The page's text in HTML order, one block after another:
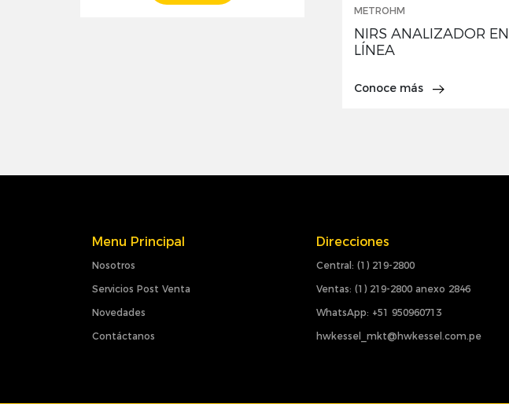
METROHM
NIRS ANALIZADOR EN
LÍNEA
Conoce más
Menu Principal
Nosotros
Servicios Post Venta
Novedades
Contáctanos
Direcciones
Central: (1) 219-2800
Ventas: (1) 219-2800 anexo 2846
WhatsApp: +51 950960713
hwkessel_mkt@hwkessel.com.pe